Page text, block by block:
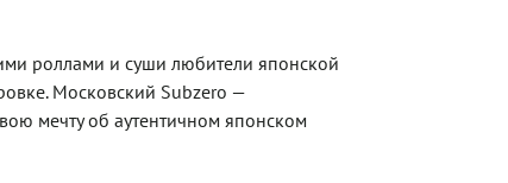
роллами и суши любители японской
Московский Subzero —
мечту об аутентичном японском